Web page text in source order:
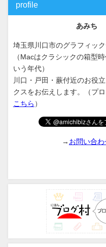
profile
あみち
埼玉県川口市のグラフィッ
（Macはクラシックの箱型
いう年代）
川口・戸田・蕨付近のお役
クスをお伝えします。（プ
こちら ）
→ お問い合わ